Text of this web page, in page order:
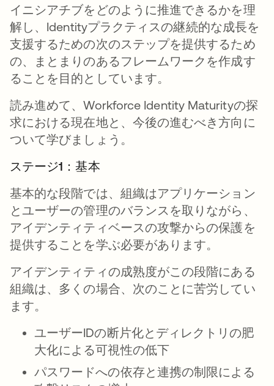
イニシアチブをどのように推進できるかを理
解し、Identityプラクティスの継続的な成長を
支援するための次のステップを提供するため
の、まとまりのあるフレームワークを作成す
ることを目的としています。
読み進めて、Workforce Identity Maturityの探
求における現在地と、今後の進むべき方向に
ついて学びましょう。
ステージ1：基本
基本的な段階では、組織はアプリケーション
とユーザーの管理のバランスを取りながら、
アイデンティティベースの攻撃からの保護を
提供することを学ぶ必要があります。
アイデンティティの成熟度がこの段階にある
組織は、多くの場合、次のことに苦労してい
ます。
ユーザーIDの断片化とディレクトリの肥
大化による可視性の低下
パスワードへの依存と連携の制限による